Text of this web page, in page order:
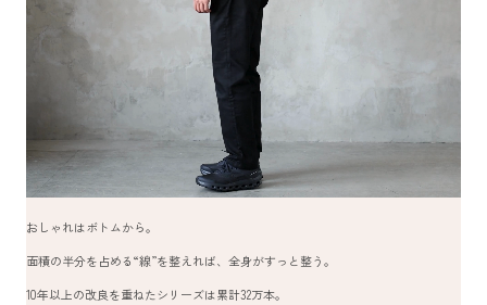
おしゃれはボトムから。
面積の半分を占める“線”を整えれば、全身がすっと整う。
10年以上の改良を重ねたシリーズは累計32万本。